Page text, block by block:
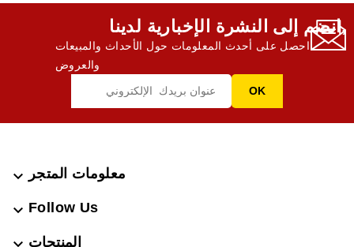
انضم إلى النشرة الإخبارية لدينا,
احصل على أحدث المعلومات حول الأحداث والمبيعات
والعروض
معلومات المتجر 
Follow Us

المنتجات